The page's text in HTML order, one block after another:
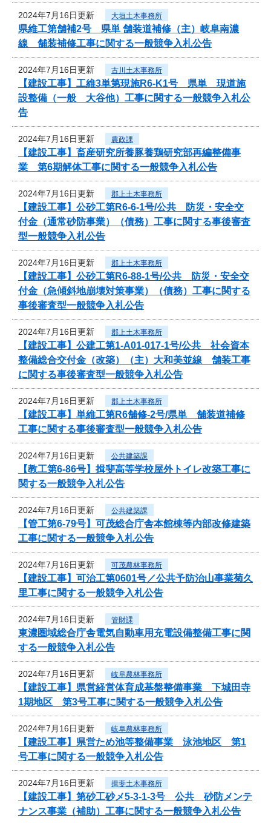
2024年7月16日更新 大垣土木事務所
県維工第舗補2号 県単 舗装道補修（主）岐阜南濃
線 舗装補修工事に関する一般競争入札公告
2024年7月16日更新 古川土木事務所
【建設工事】工維3単第現施R6-K1号 県単 現道施
設整備（一般 大谷他）工事に関する一般競争入札公
告
2024年7月16日更新 農政課
【建設工事】畜産研究所養豚養鶏研究部再編整備事
業 第6期解体工事に関する一般競争入札公告
2024年7月16日更新 郡上土木事務所
【建設工事】公砂工第R6-6-1号/公共 防災・安全交
付金（通常砂防事業）（債務）工事に関する事後審査
型一般競争入札公告
2024年7月16日更新 郡上土木事務所
【建設工事】公砂工第R6-88-1号/公共 防災・安全交
付金（急傾斜地崩壊対策事業）（債務）工事に関する
事後審査型一般競争入札公告
2024年7月16日更新 郡上土木事務所
【建設工事】公建工第1-A01-017-1号/公共 社会資本
整備総合交付金（改築）（主）大和美並線 舗装工事
に関する事後審査型一般競争入札公告
2024年7月16日更新 郡上土木事務所
【建設工事】単維工第R6舗修-2号/県単 舗装道補修
工事に関する事後審査型一般競争入札公告
2024年7月16日更新 公共建築課
【教工第6-86号】揖斐高等学校屋外トイレ改築工事に
関する一般競争入札公告
2024年7月16日更新 公共建築課
【管工第6-79号】可茂総合庁舎本館棟等内部改修建築
工事に関する一般競争入札公告
2024年7月16日更新 可茂農林事務所
【建設工事】可治工第0601号／公共予防治山事業菊久
里工事に関する一般競争入札公告
2024年7月16日更新 管財課
東濃圏域総合庁舎電気自動車用充電設備整備工事に関
する一般競争入札公告
2024年7月16日更新 岐阜農林事務所
【建設工事】県営経営体育成基盤整備事業 下城田寺
1期地区 第3号工事に関する一般競争入札公告
2024年7月16日更新 岐阜農林事務所
【建設工事】県営ため池等整備事業 泳池地区 第1
号工事に関する一般競争入札公告
2024年7月16日更新 揖斐土木事務所
【建設工事】第砂工砂メ5-3-1-3号 公共 砂防メンテ
ナンス事業（補助）工事に関する一般競争入札公告